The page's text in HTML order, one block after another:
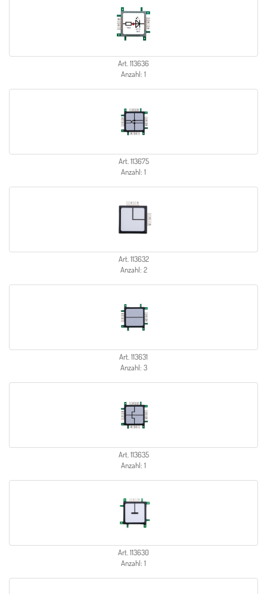
Art. 113636
Anzahl: 1
Art. 113675
Anzahl: 1
Art. 113632
Anzahl: 2
Art. 113631
Anzahl: 3
Art. 113635
Anzahl: 1
Art. 113630
Anzahl: 1